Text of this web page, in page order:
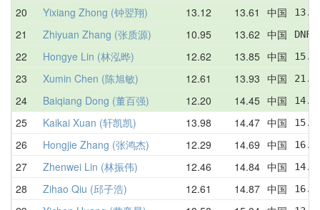
20 Yixiang Zhong (钟翌翔) 13.12 13.61 中国
21 Zhiyuan Zhang (张质源) 10.95 13.62 中国
22 Hongye Lin (林泓晔) 12.62 13.85 中国
23 Xumin Chen (陈旭敏) 12.61 13.93 中国
24 Baiqiang Dong (董百强) 12.20 14.45 中国
25 Kaikai Xuan (轩凯凯) 13.98 14.47 中国
26 Hongjie Zhang (张鸿杰) 12.29 14.69 中国
27 Zhenwei Lin (林振伟) 12.46 14.84 中国
28 Zihao Qiu (邱子浩) 12.61 14.87 中国